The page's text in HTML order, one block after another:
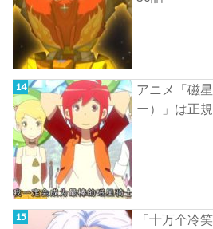
アニメ「磁
ー）」は正
「十万个冷